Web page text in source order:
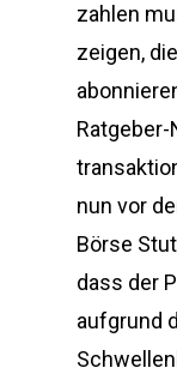
zahlen
zeigen,
nun vor
Börse
dass der
aufgrund